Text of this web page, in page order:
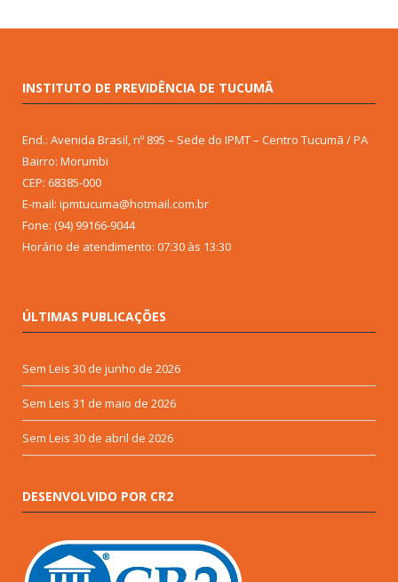
INSTITUTO DE PREVIDÊNCIA DE TUCUMÃ
End.: Avenida Brasil, nº 895 – Sede do IPMT – Centro Tucumã / PA
Bairro: Morumbi
CEP: 68385-000
E-mail: ipmtucuma@hotmail.com.br
Fone: (94) 99166-9044
Horário de atendimento: 07:30 às 13:30
ÚLTIMAS PUBLICAÇÕES
Sem Leis 30 de junho de 2026
Sem Leis 31 de maio de 2026
Sem Leis 30 de abril de 2026
DESENVOLVIDO POR CR2